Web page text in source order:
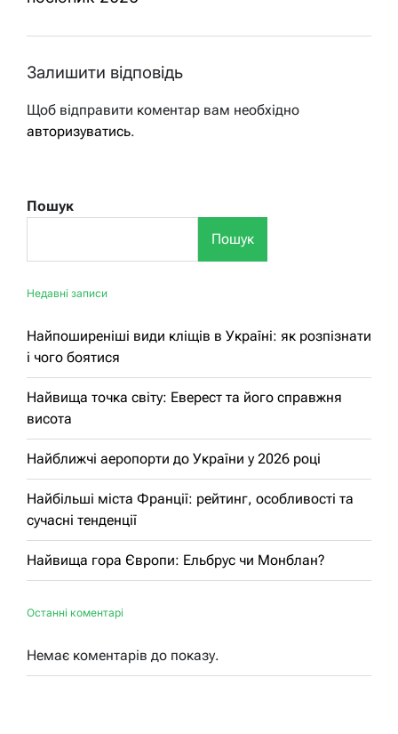
Залишити відповідь
Щоб відправити коментар вам необхідно
авторизуватись.
Пошук
Пошук
Недавні записи
Найпоширеніші види кліщів в Україні: як розпізнати
і чого боятися
Найвища точка світу: Еверест та його справжня
висота
Найближчі аеропорти до України у 2026 році
Найбільші міста Франції: рейтинг, особливості та
сучасні тенденції
Найвища гора Європи: Ельбрус чи Монблан?
Останні коментарі
Немає коментарів до показу.